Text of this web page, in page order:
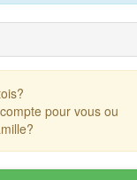
pour vous ou